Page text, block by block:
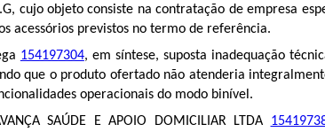
cujo objeto consiste na contratação de empresa
acessórios previstos no termo de referência.
154197304, em síntese, suposta inadequação
que o produto ofertado não atenderia
operacionais do modo binível.
SAÚDE E APOIO DOMICILIAR LTDA